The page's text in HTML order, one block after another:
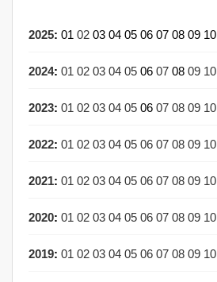
2025: 01 02 03 04 05 06 07 08 09 10
2024: 01 02 03 04 05 06 07 08 09 10
2023: 01 02 03 04 05 06 07 08 09 10
2022: 01 02 03 04 05 06 07 08 09 10
2021: 01 02 03 04 05 06 07 08 09 10
2020: 01 02 03 04 05 06 07 08 09 10
2019: 01 02 03 04 05 06 07 08 09 10